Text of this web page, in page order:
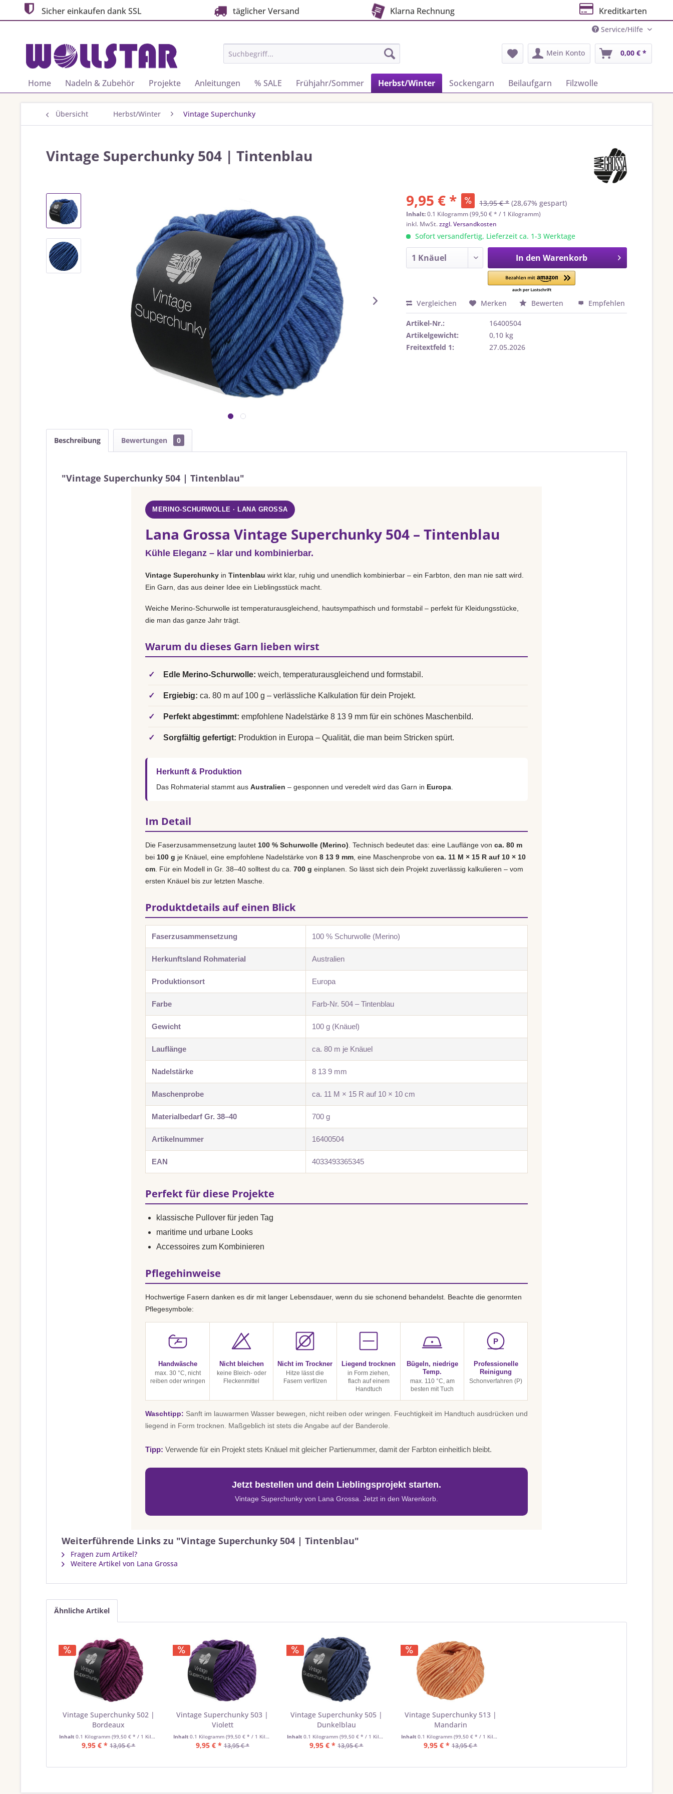
Sicher einkaufen dank SSL täglicher Versand Klarna Rechnung Kreditkarten
Service/Hilfe
Mein Konto 0,00 € *
Home Nadeln & Zubehör Projekte Anleitungen % SALE Frühjahr/Sommer Herbst/Winter Sockengarn Beilaufgarn Filzwolle
Übersicht Herbst/Winter Vintage Superchunky
Vintage Superchunky 504 | Tintenblau
9,95 € * 13,95 € * (28,67% gespart)
Inhalt:0.1 Kilogramm (99,50 € * / 1 Kilogramm)
inkl. MwSt.zzgl. Versandkosten
Sofort versandfertig, Lieferzeit ca. 1-3 Werktage
In den Warenkorb
Vergleichen Merken Bewerten Empfehlen
Artikel-Nr.:
16400504
Artikelgewicht:
0,10 kg
Freitextfeld 1:
27.05.2026
Beschreibung Bewertungen 0
"Vintage Superchunky 504 | Tintenblau"
MERINO-SCHURWOLLE · LANA GROSSA
Lana Grossa Vintage Superchunky 504 – Tintenblau
Kühle Eleganz – klar und kombinierbar.
Vintage Superchunky in Tintenblau wirkt klar, ruhig und unendlich kombinierbar – ein Farbton, den man nie satt wird.
Ein Garn, das aus deiner Idee ein Lieblingsstück macht.
Weiche Merino-Schurwolle ist temperaturausgleichend, hautsympathisch und formstabil – perfekt für Kleidungsstücke,
die man das ganze Jahr trägt.
Warum du dieses Garn lieben wirst
✓ Edle Merino-Schurwolle: weich, temperaturausgleichend und formstabil.
✓ Ergiebig: ca. 80 m auf 100 g – verlässliche Kalkulation für dein Projekt.
✓ Perfekt abgestimmt: empfohlene Nadelstärke 8 13 9 mm für ein schönes Maschenbild.
✓ Sorgfältig gefertigt: Produktion in Europa – Qualität, die man beim Stricken spürt.
Herkunft & Produktion
Das Rohmaterial stammt aus Australien – gesponnen und veredelt wird das Garn in Europa
Im Detail
Die Faserzusammensetzung lautet 100 % Schurwolle (Merino) . Technisch bedeutet das: eine Lauflänge von ca. 80 m
bei 100 g je Knäuel, eine empfohlene Nadelstärke von 8 13 9 mm , eine Maschenprobe von ca. 11 M × 15 R auf 10 × 10
cm . Für ein Modell in Gr. 38–40 solltest du ca. 700 g einplanen. So lässt sich dein Projekt zuverlässig kalkulieren – vom
ersten Knäuel bis zur letzten Masche.
Produktdetails auf einen Blick
Faserzusammensetzung 100 % Schurwolle (Merino)
Herkunftsland Rohmaterial Australien
Produktionsort Europa
Farbe Farb-Nr. 504 – Tintenblau
Gewicht 100 g (Knäuel)
Lauflänge ca. 80 m je Knäuel
Nadelstärke 8 13 9 mm
Maschenprobe ca. 11 M × 15 R auf 10 × 10 cm
Materialbedarf Gr. 38–40 700 g
Artikelnummer 16400504
EAN 4033493365345
Perfekt für diese Projekte
klassische Pullover für jeden Tag
maritime und urbane Looks
Accessoires zum Kombinieren
Pflegehinweise
Hochwertige Fasern danken es dir mit langer Lebensdauer, wenn du sie schonend behandelst. Beachte die genormten
Pflegesymbole:
Handwäsche
max. 30 °C, nicht
reiben oder wringen
Nicht bleichen
keine Bleich- oder
Fleckenmittel
Nicht im Trockner
Hitze lässt die
Fasern verfilzen
Liegend trocknen
in Form ziehen,
flach auf einem
Handtuch
Bügeln, niedrige
Temp.
max. 110 °C, am
besten mit Tuch
P
Professionelle
Reinigung
Schonverfahren (P)
Waschtipp: Sanft im lauwarmen Wasser bewegen, nicht reiben oder wringen. Feuchtigkeit im Handtuch ausdrücken und
liegend in Form trocknen. Maßgeblich ist stets die Angabe auf der Banderole.
Tipp: Verwende für ein Projekt stets Knäuel mit gleicher Partienummer, damit der Farbton einheitlich bleibt.
Jetzt bestellen und dein Lieblingsprojekt starten.
Vintage Superchunky von Lana Grossa. Jetzt in den Warenkorb.
Weiterführende Links zu "Vintage Superchunky 504 | Tintenblau"
Fragen zum Artikel?
Weitere Artikel von Lana Grossa
Ähnliche Artikel
Vintage Superchunky 502 |
Bordeaux
Inhalt 0.1 Kilogramm (99,50 € * / 1 Kilogramm)
9,95 € * 13,95 € *
Vintage Superchunky 503 |
Violett
Inhalt 0.1 Kilogramm (99,50 € * / 1 Kilogramm)
9,95 € * 13,95 € *
Vintage Superchunky 505 |
Dunkelblau
Inhalt0.1 Kilogramm(99,50 € * / 1 Kilogramm)
9,95 € * 13,95 € *
Vintage Superchunky 513 |
Mandarin
Inhalt 0.1 Kilogramm (99,50 € * / 1 Kilogramm)
9,95 € * 13,95 € *